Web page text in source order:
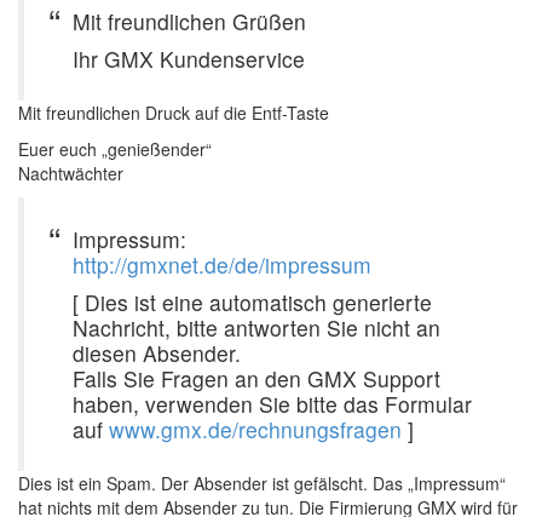
Mit freundlichen Grüßen
Ihr GMX Kundenservice
Mit freundlichen Druck auf die Entf-Taste
Euer euch „genießender“
Nachtwächter
Impressum:
http://gmxnet.de/de/impressum
[ Dies ist eine automatisch generierte
Nachricht, bitte antworten Sie nicht an
diesen Absender.
Falls Sie Fragen an den GMX Support
haben, verwenden Sie bitte das Formular
auf www.gmx.de/rechnungsfragen ]
Dies ist ein Spam. Der Absender ist gefälscht. Das „Impressum“
hat nichts mit dem Absender zu tun. Die Firmierung GMX wird für